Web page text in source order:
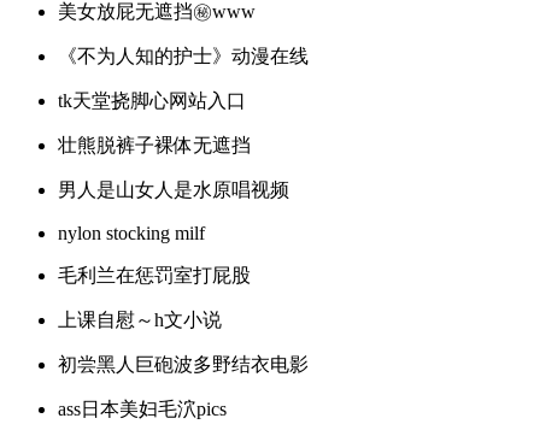
美女放屁无遮挡㊙️www
《不为人知的护士》动漫在线
tk天堂挠脚心网站入口
壮熊脱裤子裸体无遮挡
男人是山女人是水原唱视频
nylon stocking milf
毛利兰在惩罚室打屁股
上课自慰～h文小说
初尝黑人巨砲波多野结衣电影
ass日本美妇毛泬pics